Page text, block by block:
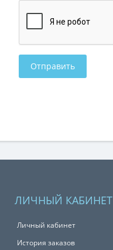
ЛИЧНЫЙ КАБИНЕТ
Личный кабинет
История заказов